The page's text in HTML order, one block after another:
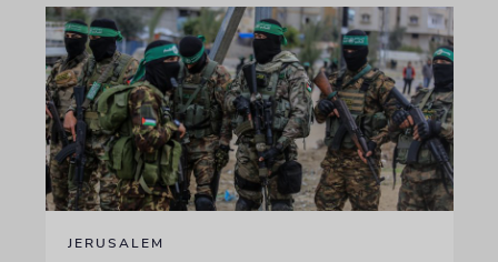
JERUSALEM